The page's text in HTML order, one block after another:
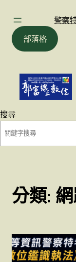
警察
部落格
搜尋
分類: